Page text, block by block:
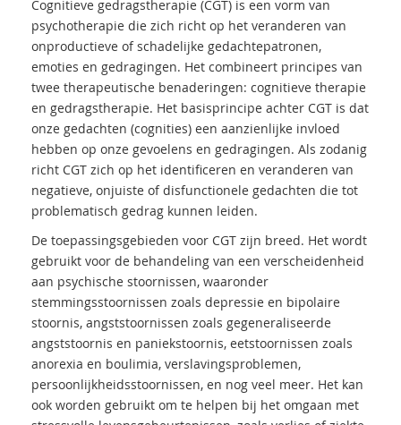
Cognitieve gedragstherapie (CGT) is een vorm van
psychotherapie die zich richt op het veranderen van
onproductieve of schadelijke gedachtepatronen,
emoties en gedragingen. Het combineert principes van
twee therapeutische benaderingen: cognitieve therapie
en gedragstherapie. Het basisprincipe achter CGT is dat
onze gedachten (cognities) een aanzienlijke invloed
hebben op onze gevoelens en gedragingen. Als zodanig
richt CGT zich op het identificeren en veranderen van
negatieve, onjuiste of disfunctionele gedachten die tot
problematisch gedrag kunnen leiden.
De toepassingsgebieden voor CGT zijn breed. Het wordt
gebruikt voor de behandeling van een verscheidenheid
aan psychische stoornissen, waaronder
stemmingsstoornissen zoals depressie en bipolaire
stoornis, angststoornissen zoals gegeneraliseerde
angststoornis en paniekstoornis, eetstoornissen zoals
anorexia en boulimia, verslavingsproblemen,
persoonlijkheidsstoornissen, en nog veel meer. Het kan
ook worden gebruikt om te helpen bij het omgaan met